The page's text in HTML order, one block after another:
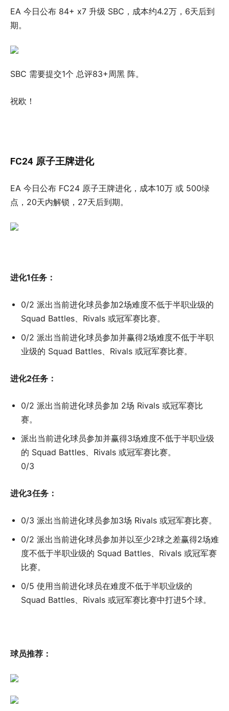
EA 今日公布 84+ x7 升级 SBC，成本约4.2万，6天后到
期。
SBC 需要提交1个 总评83+周黑 阵。
祝欧！
FC24 原子王牌进化
EA 今日公布 FC24 原子王牌进化，成本10万 或 500绿
点，20天内解锁，27天后到期。
进化1任务：
0/2 派出当前进化球员参加2场难度不低于半职业级的
Squad Battles、Rivals 或冠军赛比赛。
0/2 派出当前进化球员参加并赢得2场难度不低于半职
业级的 Squad Battles、Rivals 或冠军赛比赛。
进化2任务：
0/2 派出当前进化球员参加 2场 Rivals 或冠军赛比
赛。
派出当前进化球员参加并赢得3场难度不低于半职业级
的 Squad Battles、Rivals 或冠军赛比赛。
0/3
进化3任务：
0/3 派出当前进化球员参加3场 Rivals 或冠军赛比赛。
0/2 派出当前进化球员参加并以至少2球之差赢得2场难
度不低于半职业级的 Squad Battles、Rivals 或冠军赛
比赛。
0/5 使用当前进化球员在难度不低于半职业级的
Squad Battles、Rivals 或冠军赛比赛中打进5个球。
球员推荐：